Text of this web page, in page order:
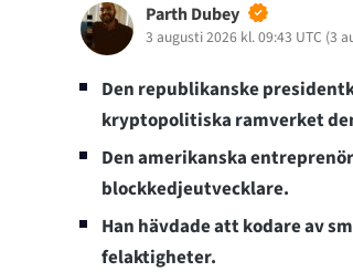
Parth Dubey
3 augusti 2026 kl. 09:43 UTC (3
Den republikanske
kryptopolitiska ramverket
Den amerikanska
blockkedjeutvecklare.
Han hävdade att kodare av
felaktigheter.